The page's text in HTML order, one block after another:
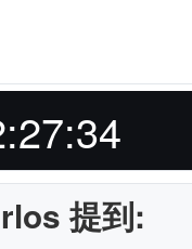
提到: